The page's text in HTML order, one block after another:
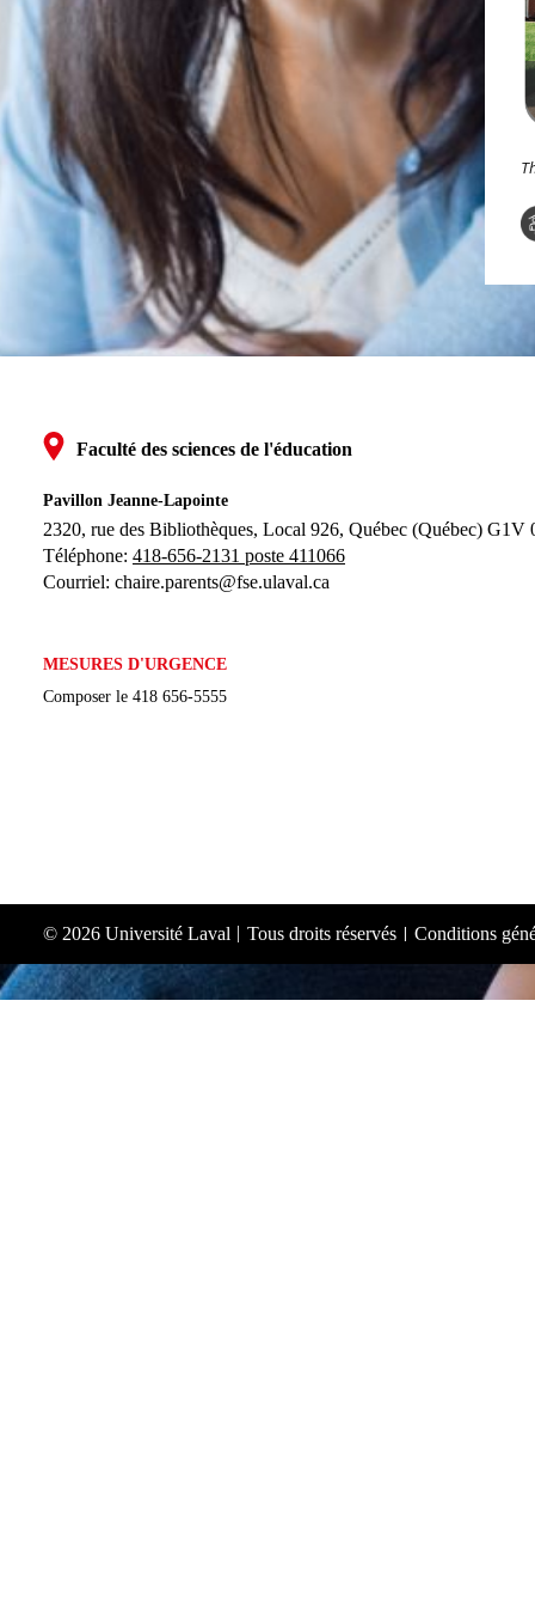
Faculté des sciences de l'éducation
Pavillon Jeanne-Lapointe
2320, rue des Bibliothèques, Local 926, Québec (Québec) G1V
Téléphone: 418-656-2131 poste 411066
Courriel: chaire.parents@fse.ulaval.ca
MESURES D'URGENCE
Composer le 418 656-5555
© 2026 Université Laval Tous droits réservés Conditions